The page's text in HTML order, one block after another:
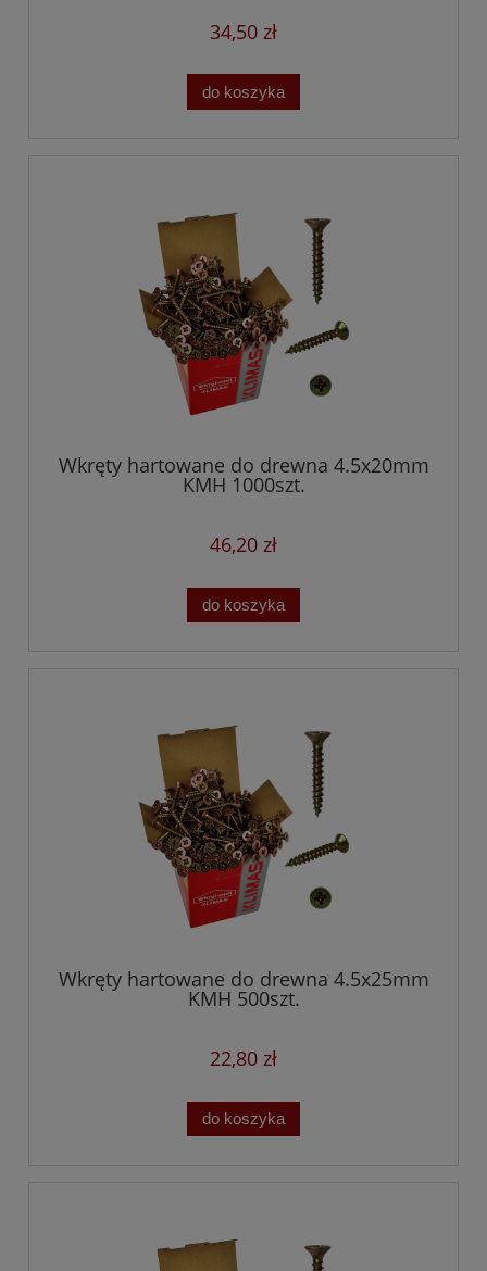
34,50 zł
do koszyka
Wkręty hartowane do drewna 4.5x20mm
KMH 1000szt.
46,20 zł
do koszyka
Wkręty hartowane do drewna 4.5x25mm
KMH 500szt.
22,80 zł
do koszyka